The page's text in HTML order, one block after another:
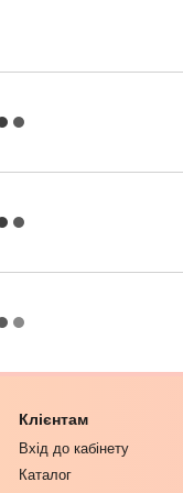
Клієнтам
Вхід до кабінету
Каталог